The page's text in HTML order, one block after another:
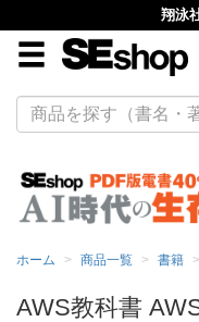
翔泳
ホーム 商品一覧 書籍
AWS教科書